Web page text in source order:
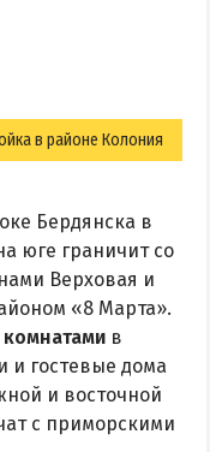
в районе Колония
Бердянска в
юге граничит со
Верховая и
«8 Марта».
комнатами в
и гостевые дома
и восточной
с приморскими